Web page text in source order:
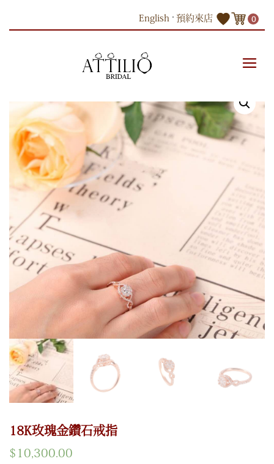
English 預約來店 0
18K玫瑰金鑽石戒指
18K玫瑰金鑽石戒指
$ 10,300.00